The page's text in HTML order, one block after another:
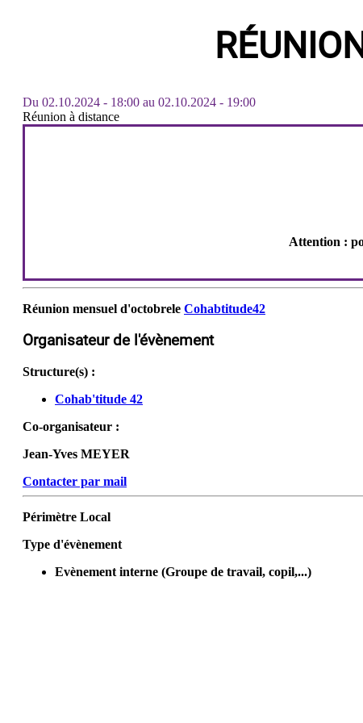
Du 02.10.2024 - 18:00 au 02.10.2024 - 19:00
Réunion à distance
Attention :
Réunion mensuel d'octobrele Cohabtitude42
Organisateur de l'évènement
Structure(s) :
Cohab'titude 42
Co-organisateur :
Jean-Yves MEYER
Contacter par mail
Périmètre Local
Type d'évènement
Evènement interne (Groupe de travail, copil,...)